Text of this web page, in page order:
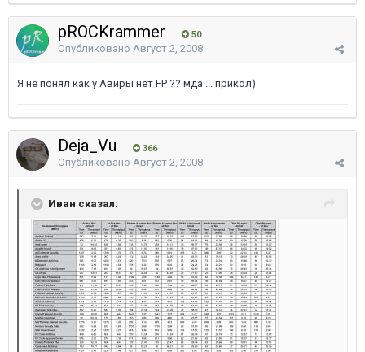
pROCKrammer 50
Опубликовано Август 2, 2008
Я не понял как у Авиры нет FP ?? мда ... прикол)
Deja_Vu 366
Опубликовано Август 2, 2008
Иван сказал: